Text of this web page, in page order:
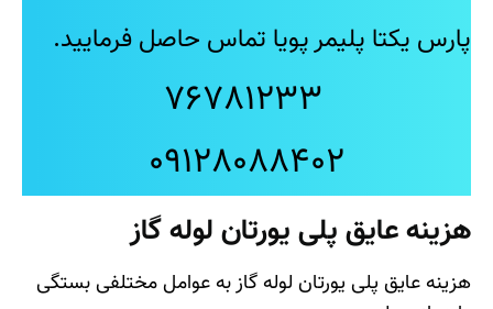
پارس یکتا پلیمر پویا تماس حاصل فرمایید.
76781233
09128088402
هزینه عایق پلی یورتان لوله گاز
هزینه عایق پلی یورتان لوله گاز به عوامل مختلفی بستگی